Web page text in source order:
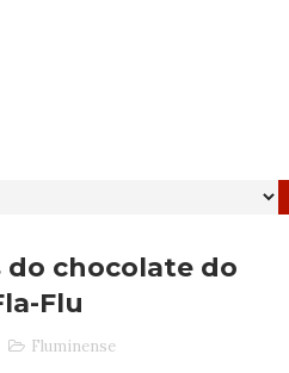
do chocolate do
Flu
Fluminense